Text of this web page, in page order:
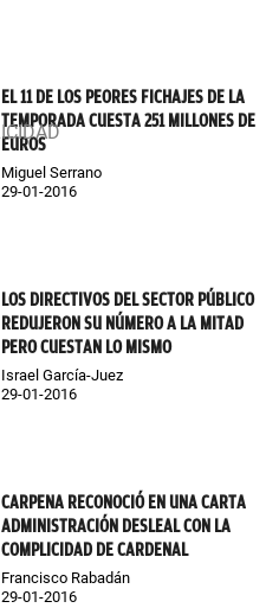
EL 11 DE LOS PEORES FICHAJES DE LA
TEMPORADA CUESTA 251 MILLONES DE
EUROS
Miguel Serrano
29-01-2016
LOS DIRECTIVOS DEL SECTOR PÚBLICO
REDUJERON SU NÚMERO A LA MITAD
PERO CUESTAN LO MISMO
Israel García-Juez
29-01-2016
CARPENA RECONOCIÓ EN UNA CARTA
ADMINISTRACIÓN DESLEAL CON LA
COMPLICIDAD DE CARDENAL
Francisco Rabadán
29-01-2016